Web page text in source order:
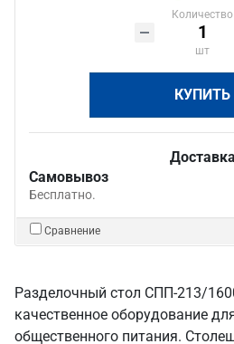
Количество
шт
КУПИТЬ
Доставка
Самовывоз
Бесплатно.
Сравнение
Разделочный стол СПП-213/
качественное оборудование
общественного питания.